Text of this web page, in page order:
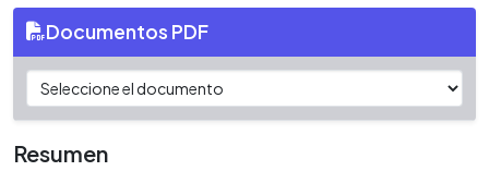
Documentos PDF
Resumen